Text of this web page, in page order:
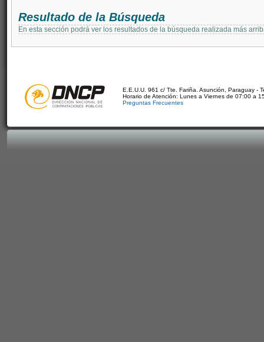
Resultado de la Búsqueda
En esta sección podrá ver los resultados de la búsqueda realizada más
E.E.U.U. 961 c/ Tte. Fariña. Asunción, Paraguay -
Horario de Atención: Lunes a Viernes de 07:00 a
Preguntas Frecuentes